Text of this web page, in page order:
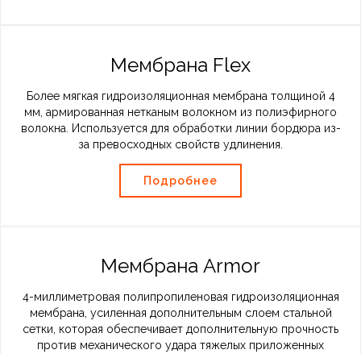
Мембрана Flex
Более мягкая гидроизоляционная мембрана толщиной 4
мм, армированная нетканым волокном из полиэфирного
волокна. Используется для обработки линии бордюра из-
за превосходных свойств удлинения.
Подробнее
Мембрана Armor
4-миллиметровая полипропиленовая гидроизоляционная
мембрана, усиленная дополнительным слоем стальной
сетки, которая обеспечивает дополнительную прочность
против механического удара тяжелых приложенных